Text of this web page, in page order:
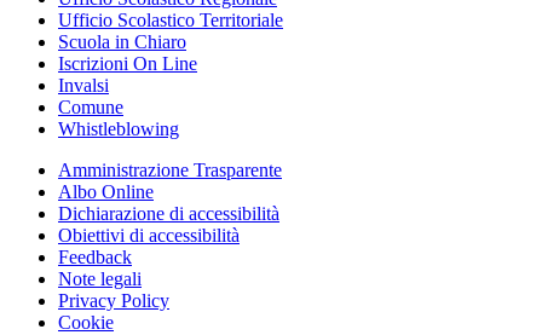
Ufficio Scolastico Territoriale
Scuola in Chiaro
Iscrizioni On Line
Invalsi
Comune
Whistleblowing
Amministrazione Trasparente
Albo Online
Dichiarazione di accessibilità
Obiettivi di accessibilità
Feedback
Note legali
Privacy Policy
Cookie